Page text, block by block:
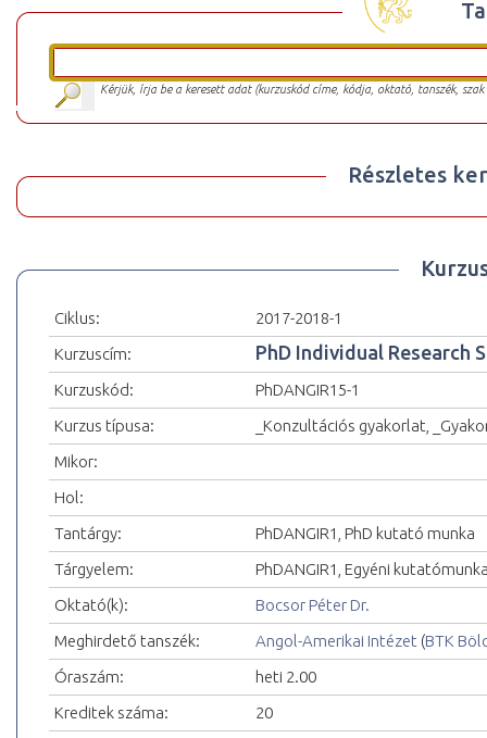
Kérjük, írja be a keresett adat (kurzuskód címe, kódja, oktató, tanszék,
Részletes
Ciklus:
2017-2018-1
Kurzuscím:
PhD Individual Research
Kurzuskód:
PhDANGIR15-1
Kurzus típusa:
_Konzultációs gyakorlat,
Mikor:
Hol:
Tantárgy:
PhDANGIR1, PhD kutató munka
Tárgyelem:
PhDANGIR1, Egyéni
Oktató(k):
Bocsor Péter Dr.
Meghirdető tanszék:
Angol-Amerikai Intézet (BTK
Óraszám:
heti 2.00
Kreditek száma:
20